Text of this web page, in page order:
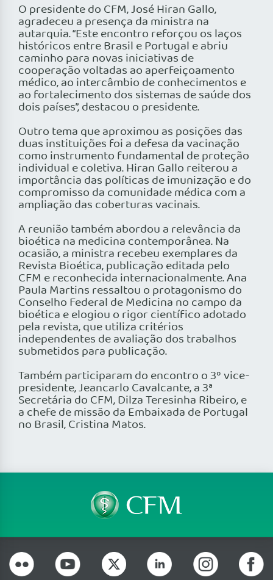
O presidente do CFM, José Hiran Gallo,
agradeceu a presença da ministra na
autarquia. “Este encontro reforçou os laços
históricos entre Brasil e Portugal e abriu
caminho para novas iniciativas de
cooperação voltadas ao aperfeiçoamento
médico, ao intercâmbio de conhecimentos e
ao fortalecimento dos sistemas de saúde dos
dois países”, destacou o presidente.
Outro tema que aproximou as posições das
duas instituições foi a defesa da vacinação
como instrumento fundamental de proteção
individual e coletiva. Hiran Gallo reiterou a
importância das políticas de imunização e do
compromisso da comunidade médica com a
ampliação das coberturas vacinais.
A reunião também abordou a relevância da
bioética na medicina contemporânea. Na
ocasião, a ministra recebeu exemplares da
Revista Bioética, publicação editada pelo
CFM e reconhecida internacionalmente. Ana
Paula Martins ressaltou o protagonismo do
Conselho Federal de Medicina no campo da
bioética e elogiou o rigor científico adotado
pela revista, que utiliza critérios
independentes de avaliação dos trabalhos
submetidos para publicação.
Também participaram do encontro o 3º vice-
presidente, Jeancarlo Cavalcante, a 3ª
Secretária do CFM, Dilza Teresinha Ribeiro, e
a chefe de missão da Embaixada de Portugal
no Brasil, Cristina Matos.